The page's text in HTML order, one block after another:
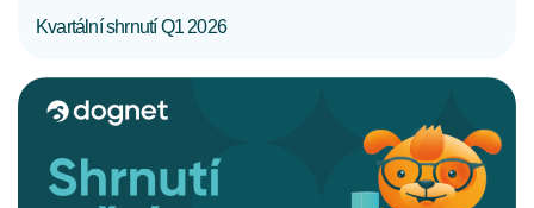
Kvartální shrnutí Q1 2026